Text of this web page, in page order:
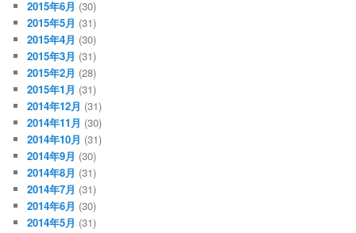
2015年6月 (30)
2015年5月 (31)
2015年4月 (30)
2015年3月 (31)
2015年2月 (28)
2015年1月 (31)
2014年12月 (31)
2014年11月 (30)
2014年10月 (31)
2014年9月 (30)
2014年8月 (31)
2014年7月 (31)
2014年6月 (30)
2014年5月 (31)